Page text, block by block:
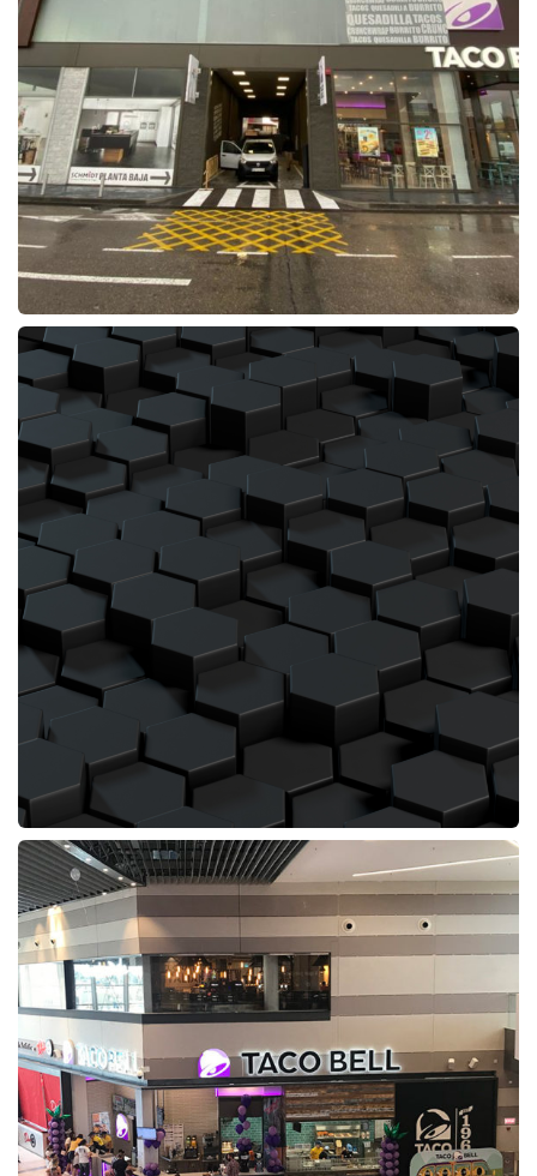
PROYECTO:Restaurante Taco Bell Alcalá de Guadaira
MUNICIPIO:Alcalá de Guadaira
PROVINCIA:Sevilla
PROMOTOR:Restabell Franquicias SL
PRESUPUESTO:456.969,91 €
PROYECTO:Restaurante Taco Bell C.C. Holea
MUNICIPIO:Huelva
PROVINCIA:Huelva
PROMOTOR:Restabell Franquicias SL
PRESUPUESTO: